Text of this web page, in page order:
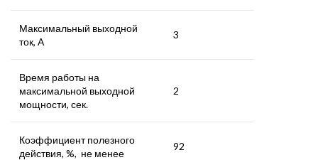
Максимальный выходной
ток, А
3
Время работы на
максимальной выходной
мощности, сек.
2
Коэффициент полезного
действия, %, не менее
92